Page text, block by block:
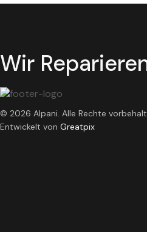
Wir
© 2026 Alpani. Alle Rechte
Entwickelt von Greatpix